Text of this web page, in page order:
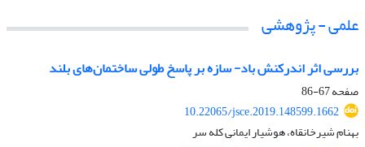
علمی - پژوهشی
بررسی اثر اندرکنش باد- سازه بر پاسخ طولی ساختمان‌های بلند
صفحه67-86
10.22065/jsce.2019.148599.1662
بهنام شیرخانقاه، هوشیار ایمانی کله سر